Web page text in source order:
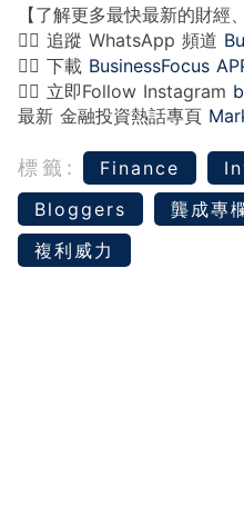
【了解更多最快最新的財經
👉🏻 追蹤 WhatsApp 頻道
👉🏻 下載 BusinessFocus
👉🏻 立即Follow Instagram
最新 金融投資熱話專頁
標籤: Finance
Bloggers
龔成專
複利威力